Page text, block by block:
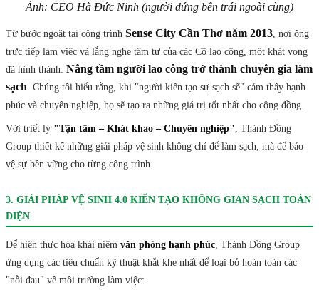
Ảnh: CEO Hà Đức Ninh (người đứng bên trái ngoài cùng)
Từ bước ngoặt tại công trình Sense City Cần Thơ năm 2013, nơi ông
trực tiếp làm việc và lắng nghe tâm tư của các Cô lao công, một khát vọng
đã hình thành: Nâng tầm người lao công trở thành chuyên gia làm
sạch. Chúng tôi hiểu rằng, khi "người kiến tạo sự sạch sẽ" cảm thấy hạnh
phúc và chuyên nghiệp, họ sẽ tạo ra những giá trị tốt nhất cho cộng đồng.
Với triết lý "Tận tâm – Khát khao – Chuyên nghiệp", Thành Đồng
Group thiết kế những giải pháp vệ sinh không chỉ để làm sạch, mà để bảo
vệ sự bền vững cho từng công trình.
3. GIẢI PHÁP VỆ SINH 4.0 KIẾN TẠO KHÔNG GIAN SẠCH TOÀN
DIỆN
Để hiện thực hóa khái niệm văn phòng hạnh phúc, Thành Đồng Group
ứng dụng các tiêu chuẩn kỹ thuật khắt khe nhất để loại bỏ hoàn toàn các
"nỗi đau" về môi trường làm việc: